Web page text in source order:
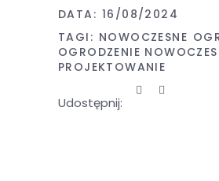
DATA: 16/08/2024
TAGI: NOWOCZESNE
OGRODZENIE
PROJEKTOWANIE
Udostępnij: